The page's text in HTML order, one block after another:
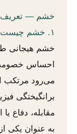
خشم — تعریف،
۱. خشم چیست و آیا یک هیجان طبیعی است؟
خشم هیجانی
احساس
می‌رود مرتکب
برانگیختگی
به عنوان یکی